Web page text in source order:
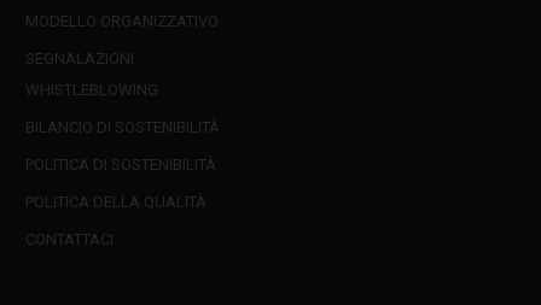
MODELLO ORGANIZZATIVO
SEGNALAZIONI
WHISTLEBLOWING
BILANCIO DI SOSTENIBILITÀ
POLITICA DI SOSTENIBILITÀ
POLITICA DELLA QUALITÀ
CONTATTACI